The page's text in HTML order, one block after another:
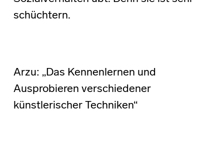
schüchtern.
Arzu: „Das Kennenlernen und
Ausprobieren verschiedener
künstlerischer Techniken“